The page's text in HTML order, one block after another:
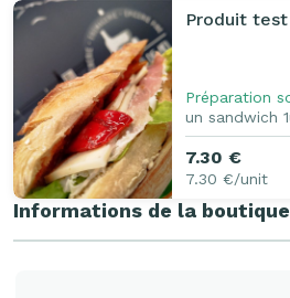
Produit
Préparation
un sandwich
7.30 €
7.30 €/unit
Informations de la boutique